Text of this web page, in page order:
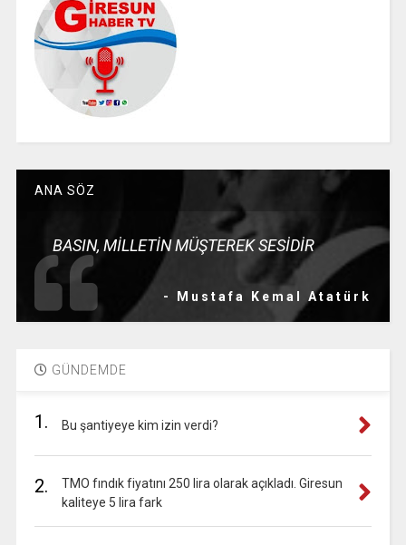
ANA SÖZ
BASIN, MİLLETİN MÜŞTEREK SESİDİR
- Mustafa Kemal Atatürk
GÜNDEMDE
1. Bu şantiyeye kim izin verdi?
2.
TMO fındık fiyatını 250 lira olarak açıkladı. Giresun
kaliteye 5 lira fark